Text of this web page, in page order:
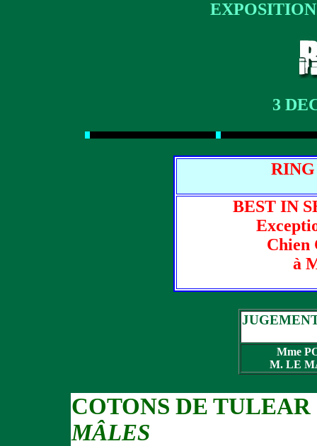
3
BEST IN
Chien
à
Mme
M. LE
COTONS DE TULEAR
MÂLES